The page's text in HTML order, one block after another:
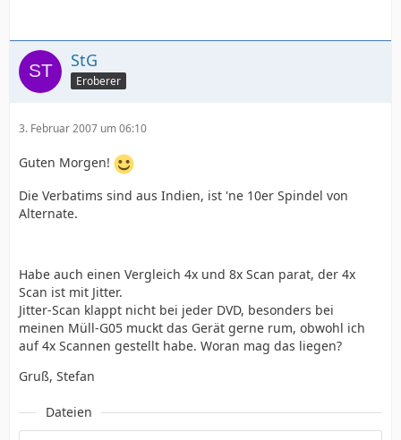
StG
Eroberer
3. Februar 2007 um 06:10
Guten Morgen!
Die Verbatims sind aus Indien, ist 'ne 10er Spindel von
Alternate.
Habe auch einen Vergleich 4x und 8x Scan parat, der 4x
Scan ist mit Jitter.
Jitter-Scan klappt nicht bei jeder DVD, besonders bei
meinen Müll-G05 muckt das Gerät gerne rum, obwohl ich
auf 4x Scannen gestellt habe. Woran mag das liegen?
Gruß, Stefan
Dateien